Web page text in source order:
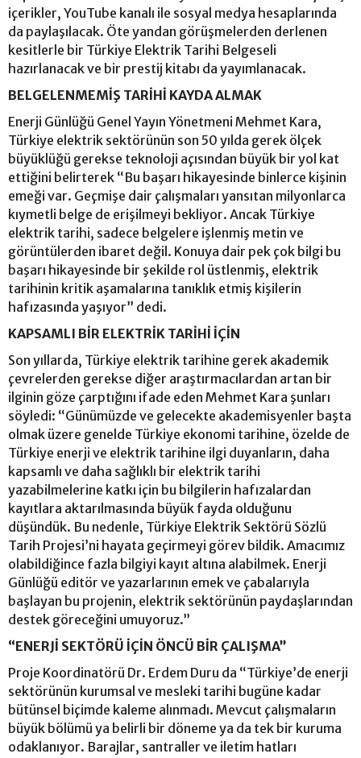
içerikler, YouTube kanalı ile sosyal medya hesaplarında
da paylaşılacak. Öte yandan görüşmelerden derlenen
kesitlerle bir Türkiye Elektrik Tarihi Belgeseli
hazırlanacak ve bir prestij kitabı da yayımlanacak.
BELGELENMEMİŞ TARİHİ KAYDA ALMAK
Enerji Günlüğü Genel Yayın Yönetmeni Mehmet Kara,
Türkiye elektrik sektörünün son 50 yılda gerek ölçek
büyüklüğü gerekse teknoloji açısından büyük bir yol kat
ettiğini belirterek “Bu başarı hikayesinde binlerce kişinin
emeği var. Geçmişe dair çalışmaları yansıtan milyonlarca
kıymetli belge de erişilmeyi bekliyor. Ancak Türkiye
elektrik tarihi, sadece belgelere işlenmiş metin ve
görüntülerden ibaret değil. Konuya dair pek çok bilgi bu
başarı hikayesinde bir şekilde rol üstlenmiş, elektrik
tarihinin kritik aşamalarına tanıklık etmiş kişilerin
hafızasında yaşıyor” dedi.
KAPSAMLI BİR ELEKTRİK TARİHİ İÇİN
Son yıllarda, Türkiye elektrik tarihine gerek akademik
çevrelerden gerekse diğer araştırmacılardan artan bir
ilginin göze çarptığını ifade eden Mehmet Kara şunları
söyledi: “Günümüzde ve gelecekte akademisyenler başta
olmak üzere genelde Türkiye ekonomi tarihine, özelde de
Türkiye enerji ve elektrik tarihine ilgi duyanların, daha
kapsamlı ve daha sağlıklı bir elektrik tarihi
yazabilmelerine katkı için bu bilgilerin hafızalardan
kayıtlara aktarılmasında büyük fayda olduğunu
düşündük. Bu nedenle, Türkiye Elektrik Sektörü Sözlü
Tarih Projesi’ni hayata geçirmeyi görev bildik. Amacımız
olabildiğince fazla bilgiyi kayıt altına alabilmek. Enerji
Günlüğü editör ve yazarlarının emek ve çabalarıyla
başlayan bu projenin, elektrik sektörünün paydaşlarından
destek göreceğini umuyoruz.”
“ENERJİ SEKTÖRÜ İÇİN ÖNCÜ BİR ÇALIŞMA”
Proje Koordinatörü Dr. Erdem Duru da “Türkiye’de enerji
sektörünün kurumsal ve mesleki tarihi bugüne kadar
bütünsel biçimde kaleme alınmadı. Mevcut çalışmaların
büyük bölümü ya belirli bir döneme ya da tek bir kuruma
odaklanıyor. Barajlar, santraller ve iletim hatları